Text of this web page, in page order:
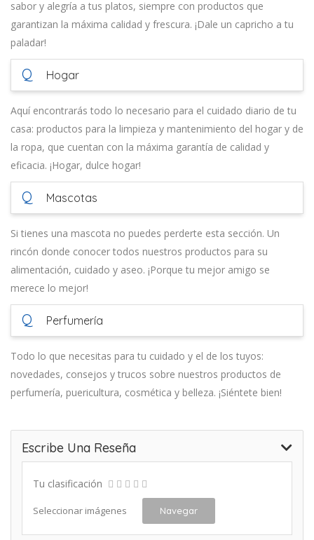
sabor y alegría a tus platos, siempre con productos que
garantizan la máxima calidad y frescura. ¡Dale un capricho a tu
paladar!
Q Hogar
Aquí encontrarás todo lo necesario para el cuidado diario de tu
casa: productos para la limpieza y mantenimiento del hogar y de
la ropa, que cuentan con la máxima garantía de calidad y
eficacia. ¡Hogar, dulce hogar!
Q Mascotas
Si tienes una mascota no puedes perderte esta sección. Un
rincón donde conocer todos nuestros productos para su
alimentación, cuidado y aseo. ¡Porque tu mejor amigo se
merece lo mejor!
Q Perfumería
Todo lo que necesitas para tu cuidado y el de los tuyos:
novedades, consejos y trucos sobre nuestros productos de
perfumería, puericultura, cosmética y belleza. ¡Siéntete bien!
Escribe Una Reseña
Tu clasificación
Seleccionar imágenes Navegar